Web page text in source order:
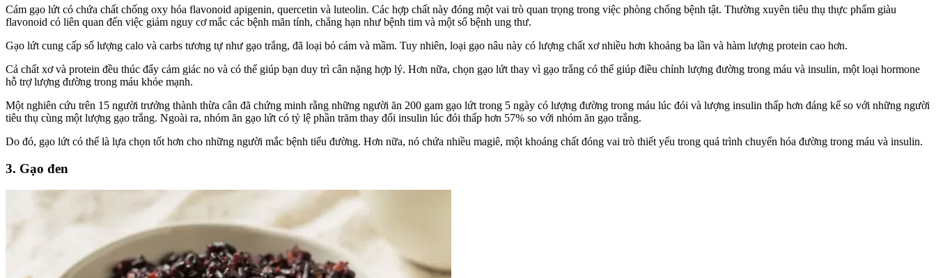
Cám gạo lứt có chứa chất chống oxy hóa flavonoid apigenin, quercetin và luteolin. Các hợp chất này đóng một vai trò quan trọng trong việc phòng chống bệnh tật. Thường xuyên tiêu thụ thực phẩm giàu
flavonoid có liên quan đến việc giảm nguy cơ mắc các bệnh mãn tính, chẳng hạn như bệnh tim và một số bệnh ung thư.
Gạo lứt cung cấp số lượng calo và carbs tương tự như gạo trắng, đã loại bỏ cám và mầm. Tuy nhiên, loại gạo nâu này có lượng chất xơ nhiều hơn khoảng ba lần và hàm lượng protein cao hơn.
Cả chất xơ và protein đều thúc đẩy cảm giác no và có thể giúp bạn duy trì cân nặng hợp lý. Hơn nữa, chọn gạo lứt thay vì gạo trắng có thể giúp điều chỉnh lượng đường trong máu và insulin, một loại hormone
hỗ trợ lượng đường trong máu khỏe mạnh.
Một nghiên cứu trên 15 người trưởng thành thừa cân đã chứng minh rằng những người ăn 200 gam gạo lứt trong 5 ngày có lượng đường trong máu lúc đói và lượng insulin thấp hơn đáng kể so với những người
tiêu thụ cùng một lượng gạo trắng. Ngoài ra, nhóm ăn gạo lứt có tỷ lệ phần trăm thay đổi insulin lúc đói thấp hơn 57% so với nhóm ăn gạo trắng.
Do đó, gạo lứt có thể là lựa chọn tốt hơn cho những người mắc bệnh tiểu đường. Hơn nữa, nó chứa nhiều magiê, một khoáng chất đóng vai trò thiết yếu trong quá trình chuyển hóa đường trong máu và insulin.
3. Gạo đen